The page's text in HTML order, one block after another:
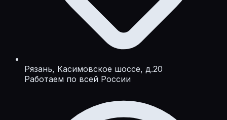
Рязань, Касимовское шоссе, д.20
Работаем по всей России